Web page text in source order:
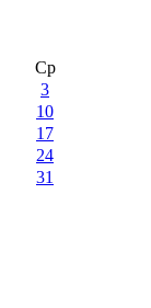
Ср
3
10
17
24
31